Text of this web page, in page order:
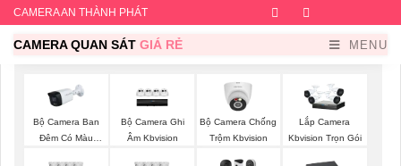
CAMERA AN THÀNH PHÁT Facebook
CAMERA QUAN SÁT GIÁ RẺ MENU
Bộ Camera Ban
Đêm Có Màu
Bộ Camera Ghi
Âm Kbvision
Bộ Camera Chống
Trộm Kbvision
Lắp Camera
Kbvision Trọn Gói